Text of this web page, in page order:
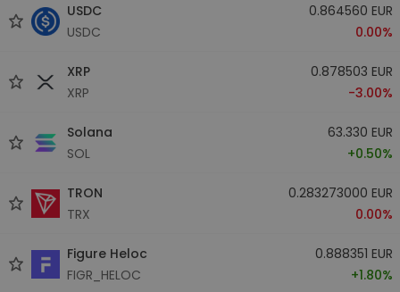
USDC
USDC
0.864560 EUR
0.00%
XRP
XRP
0.878503 EUR
-3.00%
Solana
SOL
63.330 EUR
+0.50%
TRON
TRX
0.283273000 EUR
0.00%
Figure Heloc
FIGR_HELOC
0.888351 EUR
+1.80%